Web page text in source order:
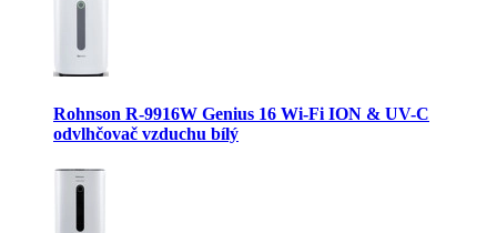
Rohnson R-9916W Genius 16 Wi-Fi ION & UV-C
odvlhčovač vzduchu bílý